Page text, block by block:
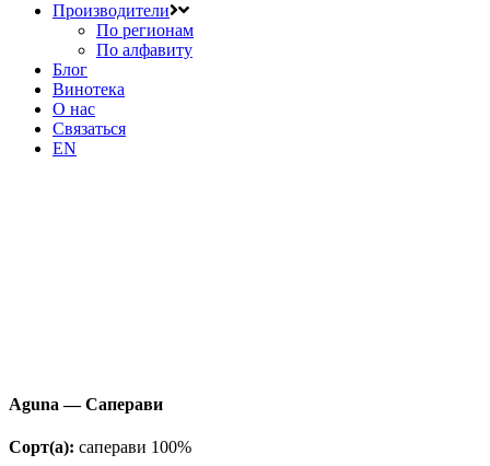
Производители
По регионам
По алфавиту
Блог
Винотека
О нас
Связаться
EN
Aguna — Саперави
Сорт(а): саперави 100%